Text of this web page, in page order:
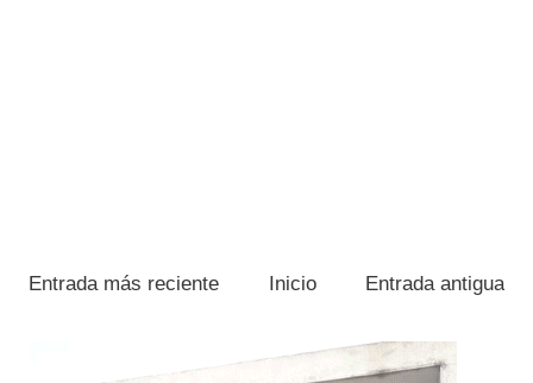
Entrada más reciente Entrada antigua
Inicio